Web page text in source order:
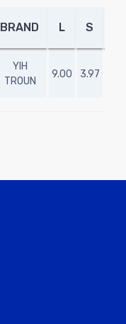
BRAND L S
YIH
TROUN
9.00 3.97